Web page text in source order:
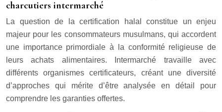
charcutiers intermarché
La question de la certification halal constitue un enjeu
majeur pour les consommateurs musulmans, qui accordent
une importance primordiale à la conformité religieuse de
leurs achats alimentaires. Intermarché travaille avec
différents organismes certificateurs, créant une diversité
d’approches qui mérite d’être analysée en détail pour
comprendre les garanties offertes.